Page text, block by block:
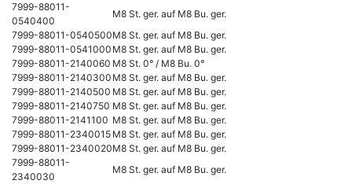
7999-88011-
0540400
M8 St. ger. auf M8 Bu. ger.
7999-88011-0540500M8 St. ger. auf M8 Bu. ger.
7999-88011-0541000 M8 St. ger. auf M8 Bu. ger.
7999-88011-2140060 M8 St. 0° / M8 Bu. 0°
7999-88011-2140300 M8 St. ger. auf M8 Bu. ger.
7999-88011-2140500 M8 St. ger. auf M8 Bu. ger.
7999-88011-2140750 M8 St. ger. auf M8 Bu. ger.
7999-88011-2141100 M8 St. ger. auf M8 Bu. ger.
7999-88011-2340015 M8 St. ger. auf M8 Bu. ger.
7999-88011-2340020M8 St. ger. auf M8 Bu. ger.
7999-88011-
2340030
M8 St. ger. auf M8 Bu. ger.